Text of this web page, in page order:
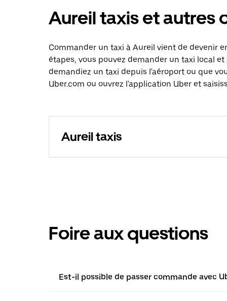
Aureil taxis et autres
Commander un taxi à Aureil vient de devenir
étapes, vous pouvez demander un taxi local
demandiez un taxi depuis l'aéroport ou que
Uber.com ou ouvrez l'application Uber et
Aureil taxis
Foire aux questions
Est-il possible de passer commande avec